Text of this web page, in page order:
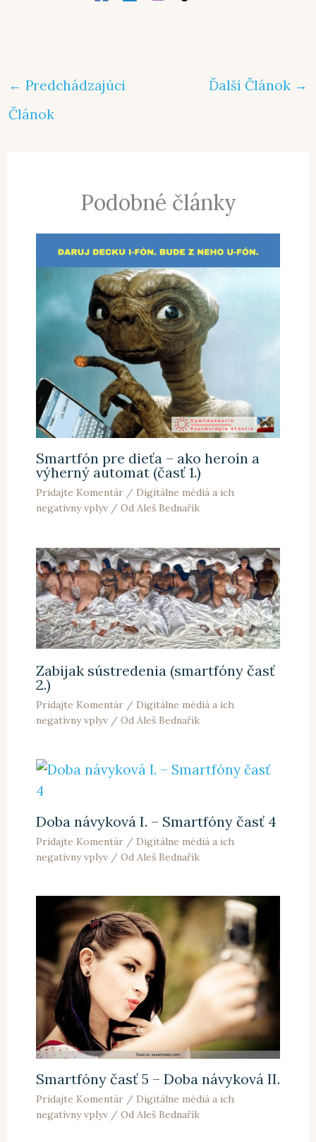
← Predchádzajúci
Článok
Ďalší Článok →
Podobné články
Smartfón pre dieťa – ako heroín a
výherný automat (časť 1.)
Pridajte Komentár / Digitálne médiá a ich
negatívny vplyv/ Od Aleš Bednařík
Zabijak sústredenia (smartfóny časť
2.)
Pridajte Komentár / Digitálne médiá a ich
negatívny vplyv/ Od Aleš Bednařík
Doba návyková I. – Smartfóny časť 4
Pridajte Komentár / Digitálne médiá a ich
negatívny vplyv/ Od Aleš Bednařík
Smartfóny časť 5 – Doba návyková II.
Pridajte Komentár / Digitálne médiá a ich
negatívny vplyv/ Od Aleš Bednařík